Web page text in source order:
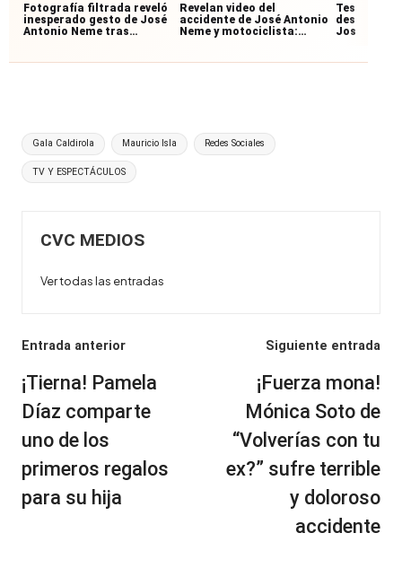
Fotografía filtrada reveló
inesperado gesto de José
Antonio Neme tras
Revelan video del
accidente de José Antonio
Neme y motociclista:
Testigos
José
Etiquetas:
Gala Caldirola Mauricio Isla Redes Sociales
TV Y ESPECTÁCULOS
CVC MEDIOS
Ver todas las entradas
Navegación
de
entradas
Entrada anterior
¡Tierna! Pamela
Díaz comparte
uno de los
primeros regalos
para su hija
Siguiente entrada
¡Fuerza mona!
Mónica Soto de
“Volverías con tu
ex?” sufre terrible
y doloroso
accidente